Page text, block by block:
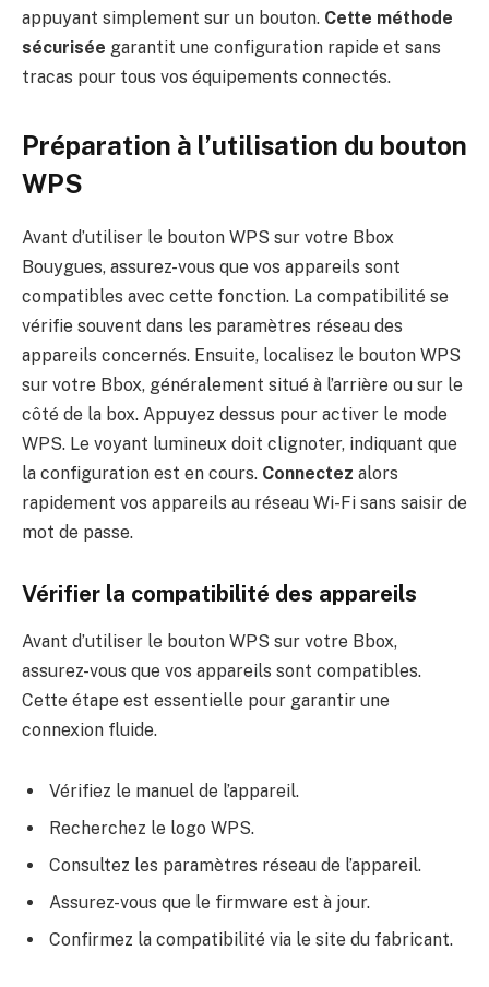
appuyant simplement sur un bouton. Cette méthode
sécurisée garantit une configuration rapide et sans
tracas pour tous vos équipements connectés.
Préparation à l’utilisation du bouton
WPS
Avant d’utiliser le bouton WPS sur votre Bbox
Bouygues, assurez-vous que vos appareils sont
compatibles avec cette fonction. La compatibilité se
vérifie souvent dans les paramètres réseau des
appareils concernés. Ensuite, localisez le bouton WPS
sur votre Bbox, généralement situé à l’arrière ou sur le
côté de la box. Appuyez dessus pour activer le mode
WPS. Le voyant lumineux doit clignoter, indiquant que
la configuration est en cours. Connectez alors
rapidement vos appareils au réseau Wi-Fi sans saisir de
mot de passe.
Vérifier la compatibilité des appareils
Avant d’utiliser le bouton WPS sur votre Bbox,
assurez-vous que vos appareils sont compatibles.
Cette étape est essentielle pour garantir une
connexion fluide.
Vérifiez le manuel de l’appareil.
Recherchez le logo WPS.
Consultez les paramètres réseau de l’appareil.
Assurez-vous que le firmware est à jour.
Confirmez la compatibilité via le site du fabricant.